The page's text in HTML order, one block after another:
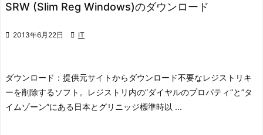
SRW (Slim Reg Windows)のダウンロード
 2013年6月22日  IT
ダウンロード： 提供元サイトからダウンロード不要なレジストリキ
ーを削除するソフト。レジストリ内の”ダイヤルのプロパティ”と”タ
イムゾーン”にある日本とグリニッジ標準時以 ...